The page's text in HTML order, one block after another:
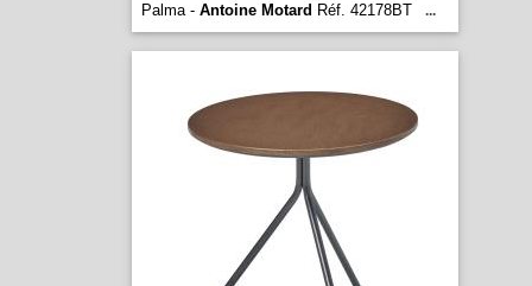
Palma - Antoine Motard Réf. 42178BT ...